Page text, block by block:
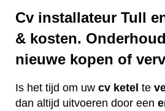
Cv installateur Tull
& kosten.
nieuwe kopen of
Is het tijd om uw cv ketel te
dan altijd uitvoeren door een